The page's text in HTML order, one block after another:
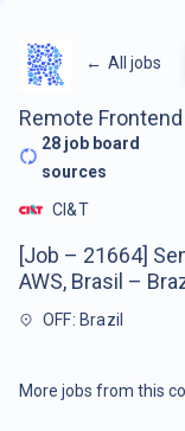
← All jobs
Remote
28 job board
sources
CI&T
[Job – 21664]
AWS, Brasil –
OFF: Brazil
More jobs from this